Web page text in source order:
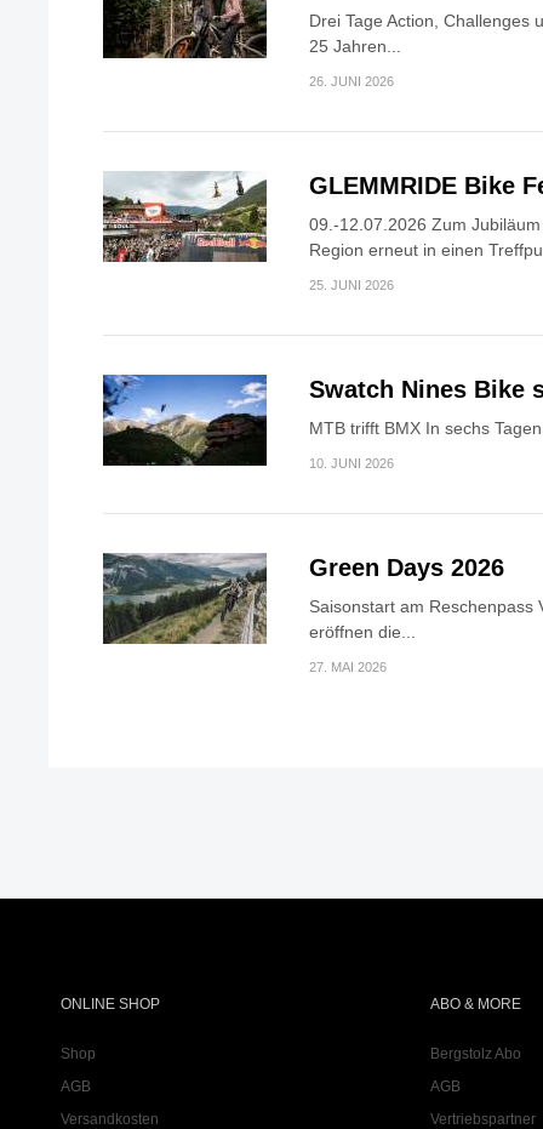
Drei Tage Action, Challenges
25 Jahren...
26. JUNI 2026
GLEMMRIDE Bike
09.-12.07.2026 Zum
Region erneut in einen
25. JUNI 2026
Swatch Nines Bike
MTB trifft BMX In sechs
10. JUNI 2026
Green Days 2026
Saisonstart am Reschenpass
eröffnen die...
27. MAI 2026
ONLINE SHOP
Shop
AGB
Versandkosten
ABO & MORE
Bergstolz Abo
AGB
Vertriebspartner